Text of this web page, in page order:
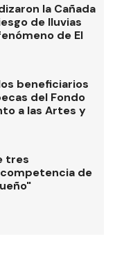
la Cañada
de lluvias
de El
beneficiarios
del Fondo
a las Artes y
tres
de